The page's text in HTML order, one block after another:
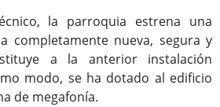
la parroquia estrena una
completamente nueva, segura y
a la anterior instalación
modo, se ha dotado al edificio
de megafonía.